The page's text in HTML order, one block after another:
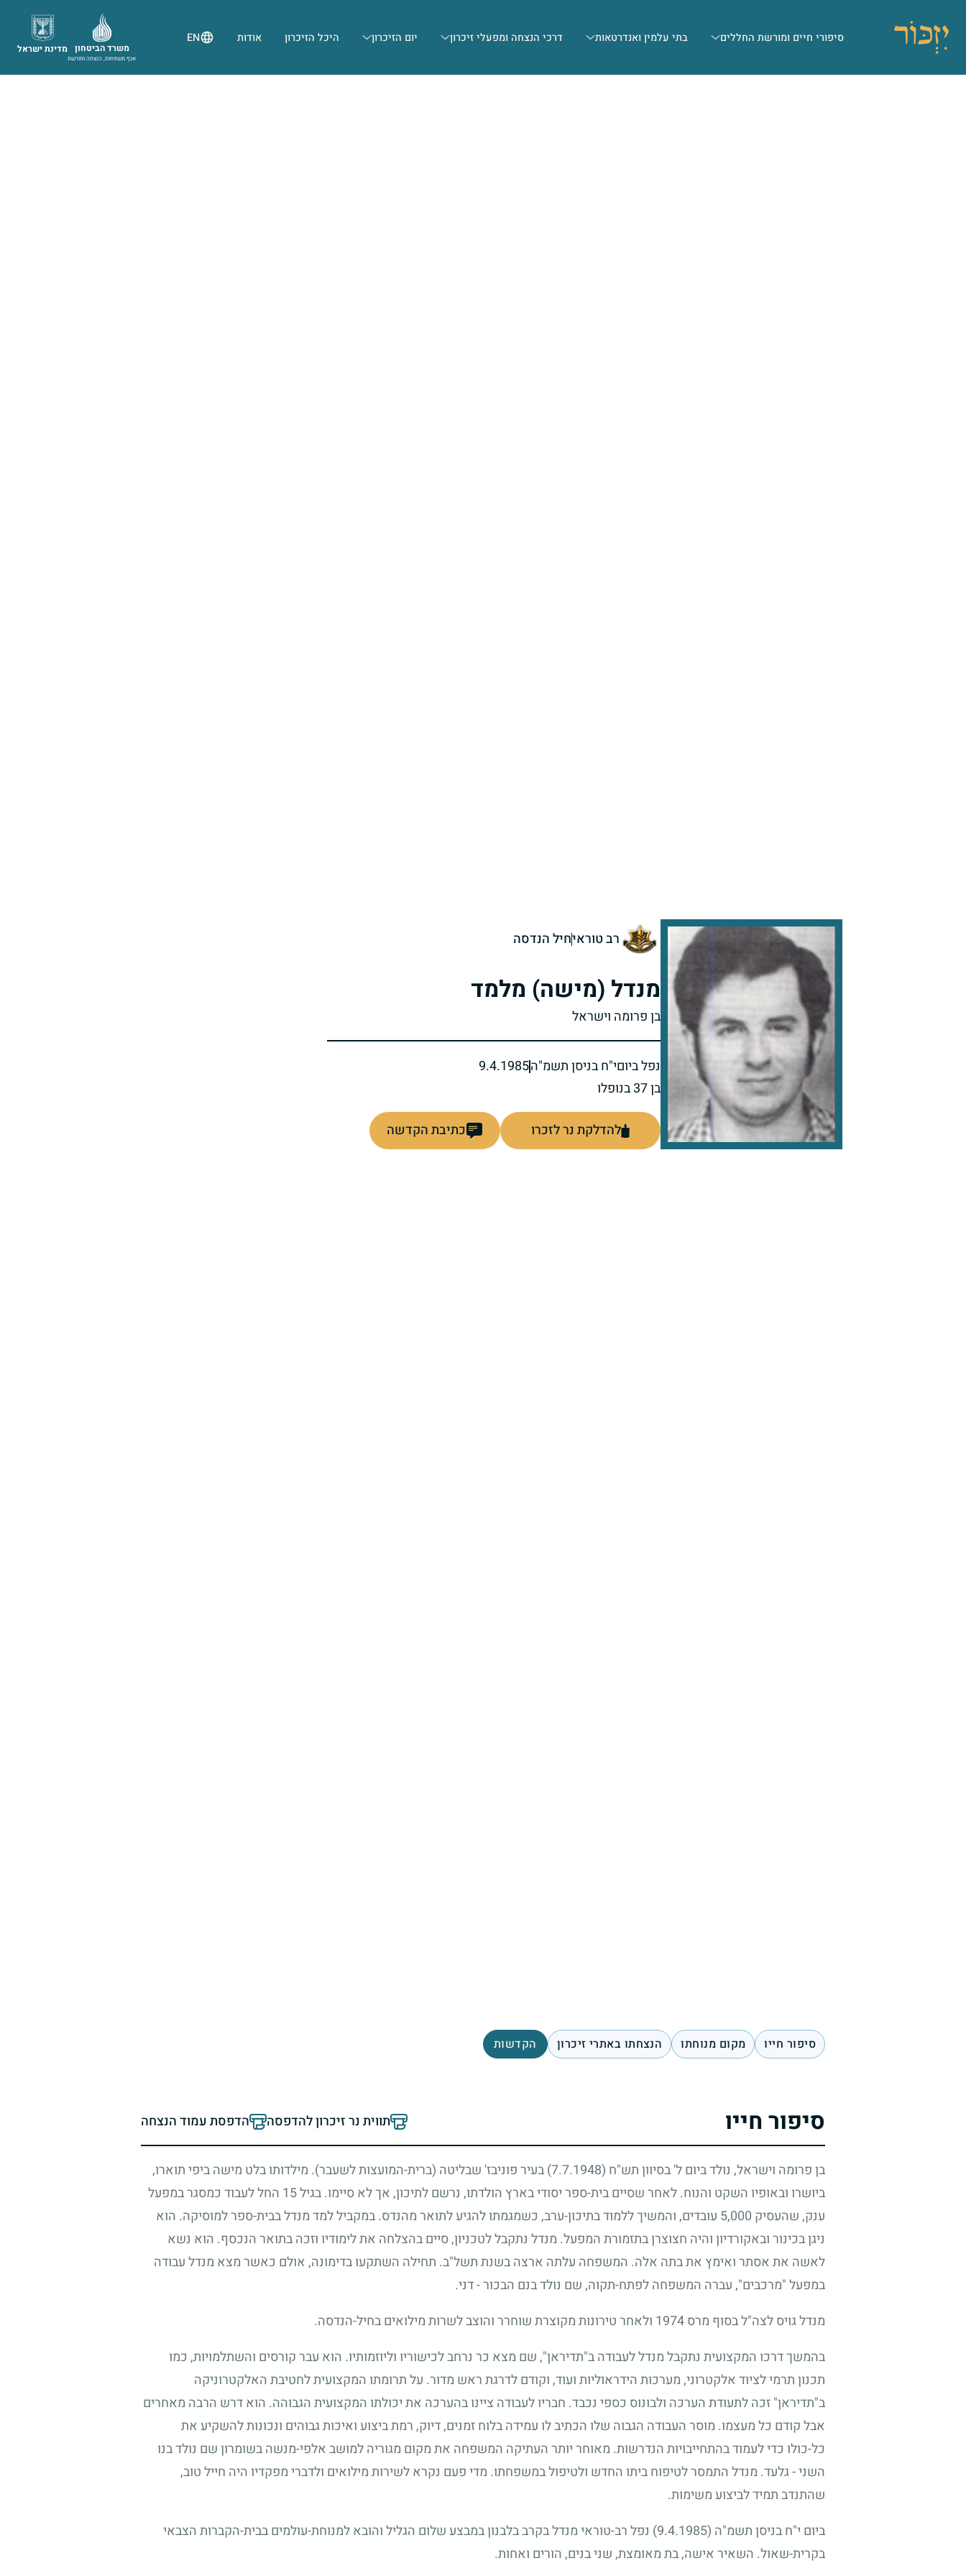
סיפורי חיים ומורשת החללים בתי עלמין ואנדרטאות דרכי הנצחה ומפעלי זיכרון יום הזיכרון היכל הזיכרון אודות EN
מדינת ישראל משרד הביטחון
אגף משפחות, הנצחה ומורשת
רב טוראיחיל הנדסה
מנדל (מישה) מלמד
בן פרומה וישראל
נפל ביוםי"ח בניסן תשמ"ה9.4.1985
בן 37 בנופלו
להדלקת נר לזכרו כתיבת הקדשה
סיפור חייו מקום מנוחתו הנצחתו באתרי זיכרון הקדשות
סיפור חייו תווית נר זיכרון להדפסה הדפסת עמוד הנצחה
בן פרומה וישראל, נולד ביום ל' בסיוון תש"ח (7.7.1948)
בעיר פוניבז' שבליטה (ברית-המועצות לשעבר). מילדותו בלט מישה ביפי תוארו,
ביושרו ובאופיו השקט והנוח. לאחר שסיים בית-ספר יסודי בארץ הולדתו, נרשם לתיכון, אך לא סיימו. בגיל15 החל לעבוד כמסגר במפעל
ענק, שהעסיק 5,000 עובדים, והמשיך ללמוד בתיכון-ערב, כשמגמתו להגיע לתואר מהנדס. במקביל למד מנדל בבית-ספר למוסיקה. הוא
ניגן בכינור ובאקורדיון והיה חצוצרן בתזמורת המפעל. מנדל נתקבל לטכניון, סיים בהצלחה את לימודיו וזכה בתואר הנכסף. הוא נשא
לאשה את אסתר ואימץ את בתה אלה. המשפחה עלתה ארצה בשנת תשל"ב. תחילה השתקעו בדימונה, אולם כאשר מצא מנדל עבודה
במפעל "מרכבים", עברה המשפחה לפתח-תקוה, שם נולד בנם הבכור-דני.
מנדל גויס לצה"ל בסוף מרס1974 ולאחר טירונות מקוצרת שוחרר והוצב לשרות מילואים בחיל-הנדסה.
בהמשך דרכו המקצועית נתקבל מנדל לעבודה ב"תדיראן", שם מצא כר נרחב לכישוריו וליוזמותיו. הוא עבר קורסים והשתלמויות, כמו
תכנון תרמי לציוד אלקטרוני, מערכות הידראוליות ועוד, וקודם לדרגת ראש מדור. על תרומתו המקצועית לחטיבת האלקטרוניקה
ב"תדיראן" זכה לתעודת הערכה ולבונוס כספי נכבד. חבריו לעבודה ציינו בהערכה את יכולתו המקצועית הגבוהה. הוא דרש הרבה מאחרים
אבל קודם כל מעצמו. מוסר העבודה הגבוה שלו הכתיב לו עמידה בלוח זמנים, דיוק, רמת ביצוע ואיכות גבוהים ונכונות להשקיע את
כל-כולו כדי לעמוד בהתחייבויות הנדרשות. מאוחר יותר העתיקה המשפחה את מקום מגוריה למושב אלפי-מנשה בשומרון שם נולד בנו
השני-גלעד. מנדל התמסר לטיפוח ביתו החדש ולטיפול במשפחתו. מדי פעם נקרא לשירות מילואים ולדברי מפקדיו היה חייל טוב,
שהתנדב תמיד לביצוע משימות.
ביום י"ח בניסן תשמ"ה (9.4.1985)
נפל רב-טוראי מנדל בקרב בלבנון במבצע שלום הגליל והובא למנוחת-עולמים בבית-הקברות הצבאי
בקרית-שאול. השאיר אישה, בת מאומצת, שני בנים, הורים ואחות.